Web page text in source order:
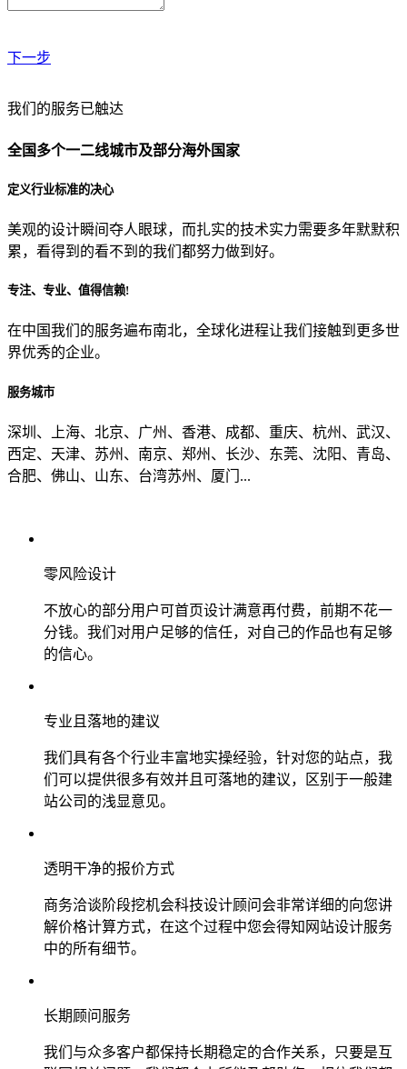
下一步
贵公司预算范围是？
贵公司的团队规模是？
目前主要的营销渠道是？
我们的服务已触达
全国多个一二线城市及部分海外国家
定义行业标准的决心
美观的设计瞬间夺人眼球，而扎实的技术实力需要多年默默积
累，看得到的看不到的我们都努力做到好。
专注、专业、值得信赖!
在中国我们的服务遍布南北，全球化进程让我们接触到更多世
界优秀的企业。
服务城市
深圳、上海、北京、广州、香港、成都、重庆、杭州、武汉、
西定、天津、苏州、南京、郑州、长沙、东莞、沈阳、青岛、
合肥、佛山、山东、台湾苏州、厦门...
零风险设计
不放心的部分用户可首页设计满意再付费，前期不花一
分钱。我们对用户足够的信任，对自己的作品也有足够
的信心。
专业且落地的建议
我们具有各个行业丰富地实操经验，针对您的站点，我
们可以提供很多有效并且可落地的建议，区别于一般建
站公司的浅显意见。
透明干净的报价方式
商务洽谈阶段挖机会科技设计顾问会非常详细的向您讲
解价格计算方式，在这个过程中您会得知网站设计服务
中的所有细节。
长期顾问服务
我们与众多客户都保持长期稳定的合作关系，只要是互